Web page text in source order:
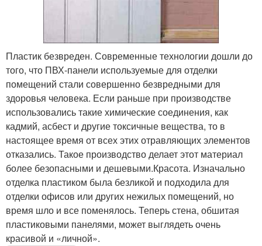
Пластик безвреден. Современные технологии дошли до
того, что ПВХ-панели используемые для отделки
помещений стали совершенно безвредными для
здоровья человека. Если раньше при производстве
использовались такие химические соединения, как
кадмий, асбест и другие токсичные вещества, то в
настоящее время от всех этих отравляющих элементов
отказались. Такое производство делает этот материал
более безопасными и дешевыми.Красота. Изначально
отделка пластиком была безликой и подходила для
отделки офисов или других нежилых помещений, но
время шло и все поменялось. Теперь стена, обшитая
пластиковыми панелями, может выглядеть очень
красивой и «личной».